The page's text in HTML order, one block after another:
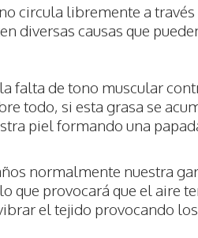
circula libremente a través
diversas causas que
falta de tono muscular
todo, si esta grasa se
piel formando una
normalmente nuestra
que provocará que el aire
el tejido provocando